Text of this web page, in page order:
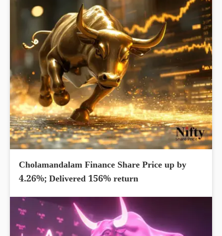
Cholamandalam Finance Share Price up by
4.26%; Delivered 156% return